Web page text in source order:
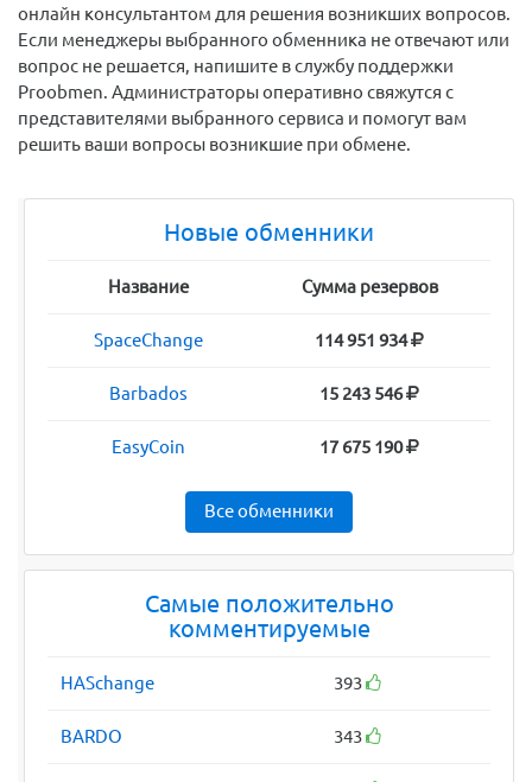
онлайн консультантом для решения возникших вопросов.
Если менеджеры выбранного обменника не отвечают или
вопрос не решается, напишите в службу поддержки
Proobmen. Администраторы оперативно свяжутся с
представителями выбранного сервиса и помогут вам
решить ваши вопросы возникшие при обмене.
Новые обменники
Название Сумма резервов
SpaceChange 114 951 934
Barbados 15 243 546
EasyCoin 17 675 190
Все обменники
Самые положительно
комментируемые
HASchange 393
BARDO 343